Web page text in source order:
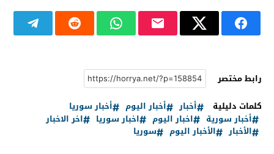
رابط مختصر
كلمات دليلية
أخبار أخبار اليوم
أخبار سوريا
أخبار سورية
اخبار اليوم اخبار سوريا
اخر الاخبار
الأخبار
الأخبار اليوم سوريا